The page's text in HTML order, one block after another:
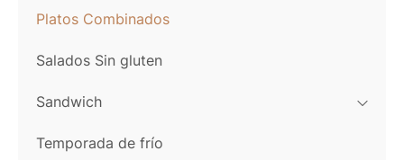
Platos Combinados
Salados Sin gluten
Sandwich
Temporada de frío